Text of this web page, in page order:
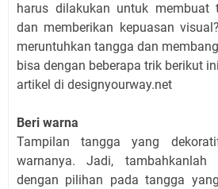
harus dilakukan untuk
dan memberikan kepuasan
meruntuhkan tangga dan
bisa dengan beberapa trik berikut
artikel di designyourway.net
Beri warna
Tampilan tangga yang
warnanya. Jadi, tambahkanlah
dengan pilihan pada tangga